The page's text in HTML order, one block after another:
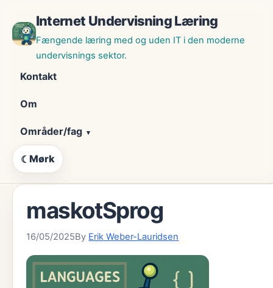
indhold
Internet Undervisning Læring
Fængende læring med og uden IT i den moderne
undervisnings sektor.
Kontakt
Om
Områder/fag
☾ Mørk
maskotSprog
16/05/2025By Erik Weber-Lauridsen